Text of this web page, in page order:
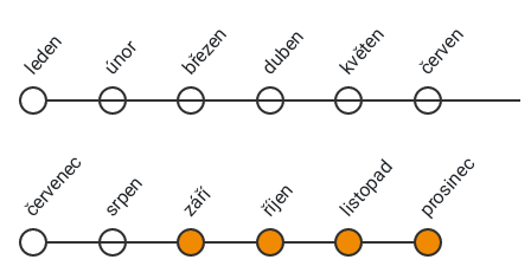
leden únor březen duben květen červen
červenec srpen září říjen listopad prosinec